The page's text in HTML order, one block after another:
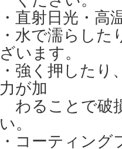
・直射日光・高
・水で濡らし
ざいます。
・強く押した
力が加
わることで破
い。
・コーティン